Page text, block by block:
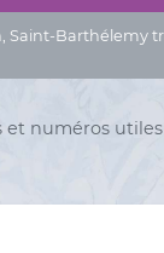
Barthélemy
et numéros utiles